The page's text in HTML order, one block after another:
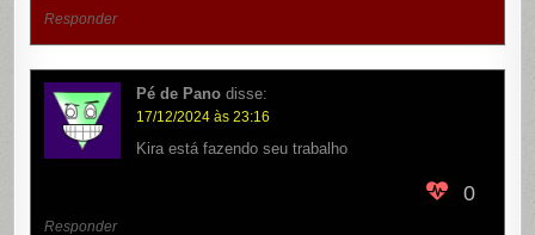
Responder
Pé de Pano disse:
17/12/2024 às 23:16
Kira está fazendo seu trabalho
0
Responder